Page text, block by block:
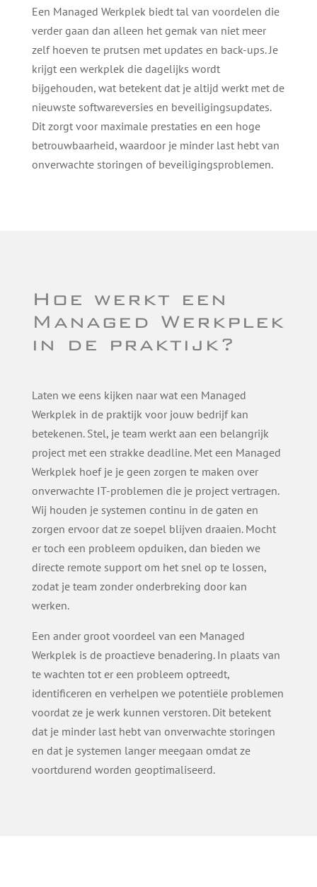
Een Managed Werkplek biedt tal van voordelen die
verder gaan dan alleen het gemak van niet meer
zelf hoeven te prutsen met updates en back-ups. Je
krijgt een werkplek die dagelijks wordt
bijgehouden, wat betekent dat je altijd werkt met de
nieuwste softwareversies en beveiligingsupdates.
Dit zorgt voor maximale prestaties en een hoge
betrouwbaarheid, waardoor je minder last hebt van
onverwachte storingen of beveiligingsproblemen.
Hoe werkt een
Managed Werkplek
in de praktijk?
Laten we eens kijken naar wat een Managed
Werkplek in de praktijk voor jouw bedrijf kan
betekenen. Stel, je team werkt aan een belangrijk
project met een strakke deadline. Met een Managed
Werkplek hoef je je geen zorgen te maken over
onverwachte IT-problemen die je project vertragen.
Wij houden je systemen continu in de gaten en
zorgen ervoor dat ze soepel blijven draaien. Mocht
er toch een probleem opduiken, dan bieden we
directe remote support om het snel op te lossen,
zodat je team zonder onderbreking door kan
werken.
Een ander groot voordeel van een Managed
Werkplek is de proactieve benadering. In plaats van
te wachten tot er een probleem optreedt,
identificeren en verhelpen we potentiële problemen
voordat ze je werk kunnen verstoren. Dit betekent
dat je minder last hebt van onverwachte storingen
en dat je systemen langer meegaan omdat ze
voortdurend worden geoptimaliseerd.